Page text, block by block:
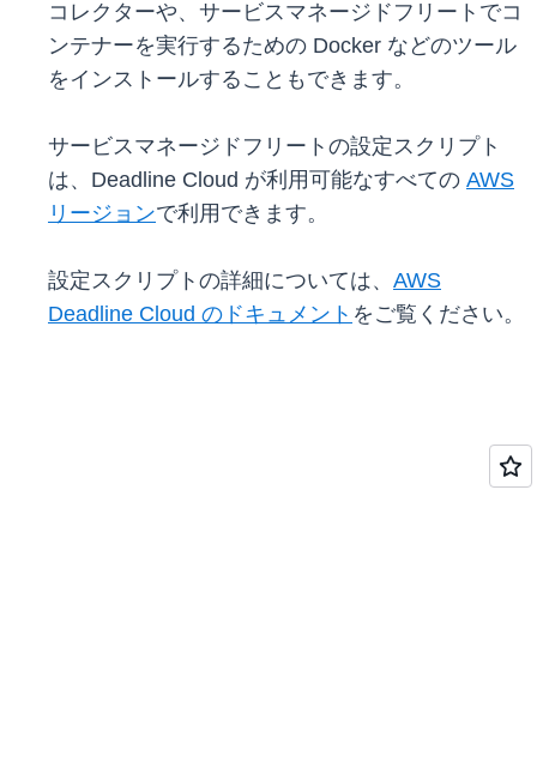
コレクターや、サービスマネージドフリートでコ
ンテナーを実行するための Docker などのツール
をインストールすることもできます。
サービスマネージドフリートの設定スクリプト
は、Deadline Cloud が利用可能なすべての AWS
リージョンで利用できます。
設定スクリプトの詳細については、 AWS
Deadline Cloud のドキュメント をご覧ください。